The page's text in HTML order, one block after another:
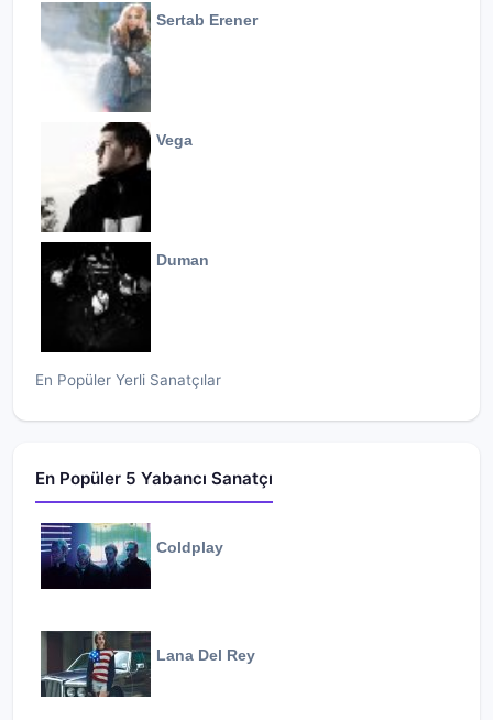
Sertab Erener
Vega
Duman
En Popüler Yerli Sanatçılar
En Popüler 5 Yabancı Sanatçı
Coldplay
Lana Del Rey